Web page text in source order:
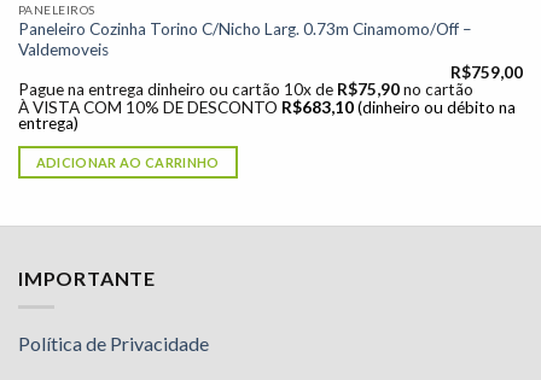
PANELEIROS
Paneleiro Cozinha Torino C/Nicho Larg. 0.73m Cinamomo/Off –
Valdemoveis
R$759,00
Pague na entrega dinheiro ou cartão 10x de R$75,90 no cartão
À VISTA COM 10% DE DESCONTO R$683,10 (dinheiro ou débito na
entrega)
ADICIONAR AO CARRINHO
IMPORTANTE
Política de Privacidade